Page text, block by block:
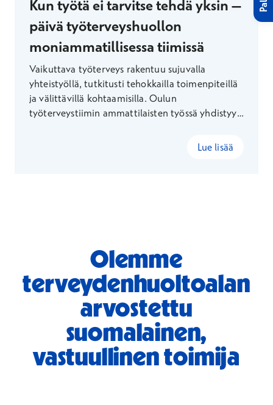
Kun työtä ei tarvitse tehdä yksin –
päivä työterveyshuollon
moniammatillisessa tiimissä
Vaikuttava työterveys rakentuu sujuvalla
yhteistyöllä, tutkitusti tehokkailla toimenpiteillä
ja välittävillä kohtaamisilla. Oulun
työterveystiimin ammattilaisten työssä yhdistyy
Lue lisää
Olemme
terveydenhuoltoalan
arvostettu
suomalainen,
vastuullinen toimija